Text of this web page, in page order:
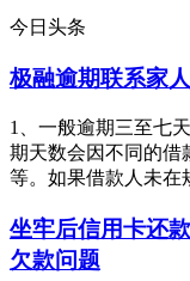
今日头条
极融逾期联系家
1、一般逾期三至七
期天数会因不同的借
等。如果借款人未在
坐牢后信用卡还
欠款问题